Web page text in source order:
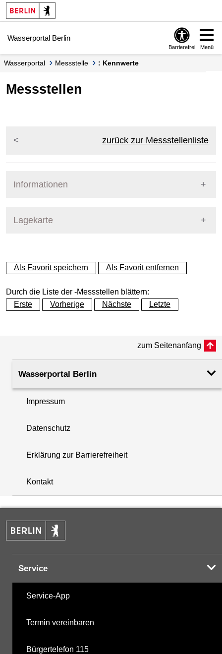
Springe zur Navigation
Springe zum Inhalt
Wasserportal Berlin
Barrierefrei Menü
Wasserportal Messstelle : Kennwerte
Messstellen
zurück zur Messstellenliste
Informationen
Lagekarte
+
−
+
−
Als Favorit speichern Als Favorit entfernen
Durch die Liste der -Messstellen blättern:
Erste
Vorherige Nächste Letzte
zum Seitenanfang
Wasserportal Berlin
Impressum
Datenschutz
Erklärung zur Barrierefreiheit
Kontakt
Service
Service-App
Termin vereinbaren
Bürgertelefon 115